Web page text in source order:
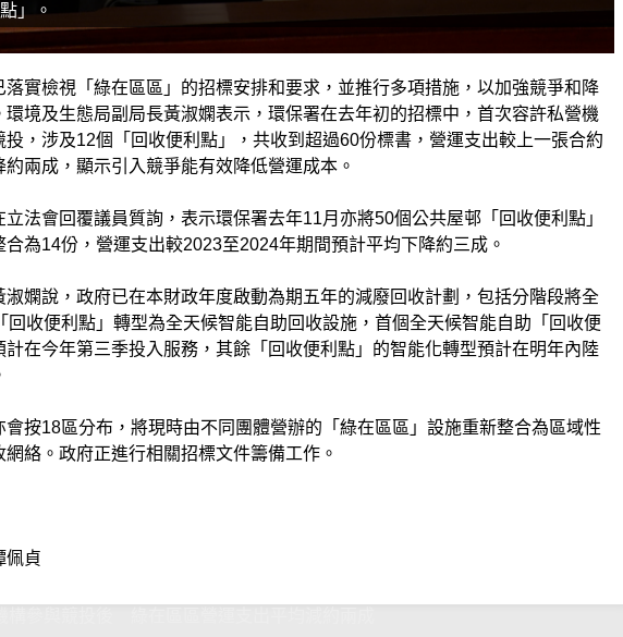
」。
落實檢視「綠在區區」的招標安排和要求，並推行多項措施，以加強競爭和降
環境及生態局副局長黃淑嫻表示，環保署在去年初的招標中，首次容許私營機
投，涉及12個「回收便利點」，共收到超過60份標書，營運支出較上一張合約
約兩成，顯示引入競爭能有效降低營運成本。
立法會回覆議員質詢，表示環保署去年11月亦將50個公共屋邨「回收便利點」
合為14份，營運支出較2023至2024年期間預計平均下降約三成。
淑嫻說，政府已在本財政年度啟動為期五年的減廢回收計劃，包括分階段將全
回收便利點」轉型為全天候智能自助回收設施，首個全天候智能自助「回收便
計在今年第三季投入服務，其餘「回收便利點」的智能化轉型預計在明年內陸
會按18區分布，將現時由不同團體營辦的「綠在區區」設施重新整合為區域性
網絡。政府正進行相關招標文件籌備工作。
佩貞